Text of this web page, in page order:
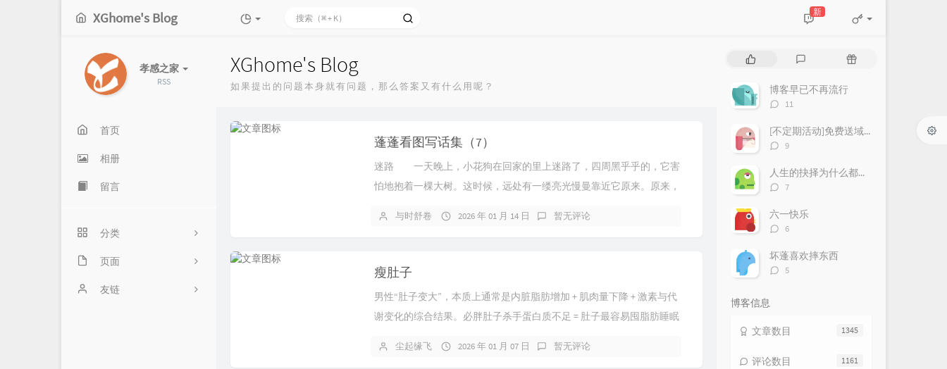
XGhome's Blog 新
孝感之家
RSS
首页
相册
留言
分类
176
91
页面
友情链接
友链
XGhome's Blog
如果提出的问题本身就有问题，那么答案又有什么用呢？
蓬蓬看图写话集（7）
迷路 一天晚上，小花狗在回家的里上迷路了，四周黑乎乎的，它害
怕地抱着一棵大树。这时候，远处有一缕亮光慢曼靠近它原来。原来，
与时舒卷 2026 年 01 月 14 日 暂无评论
瘦肚子
男性“肚子变大”，本质上通常是内脏脂肪增加 + 肌肉量下降 + 激素与代
谢变化的综合结果。必胖肚子杀手蛋白质不足 = 肚子最容易囤脂肪睡眠
尘起缘飞 2026 年 01 月 07 日 暂无评论
章
评
随
博客早已不再流行
评
数：
11
[不定期活动]免费送域名或空间
评
数：
9
人生的抉择为什么都这么让人无奈？
评
数：
7
六一快乐
评
数：
6
坏蓬喜欢摔东西
评
5
博客信息
1345
文章数目
1161
评论数目